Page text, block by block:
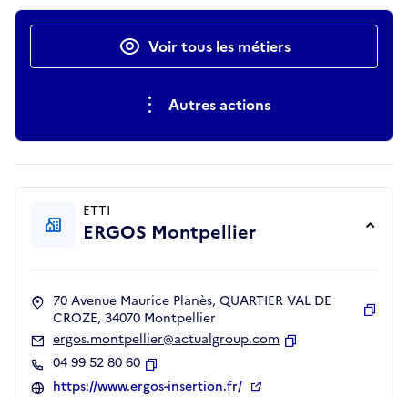
Actions rapidesVoir tous les métiers
Autres actions
ETTI
ERGOS Montpellier
70 Avenue Maurice Planès, QUARTIER VAL DE
CROZE, 34070 Montpellier
ergos.montpellier@actualgroup.com
04 99 52 80 60
Copier
https://www.ergos-insertion.fr/